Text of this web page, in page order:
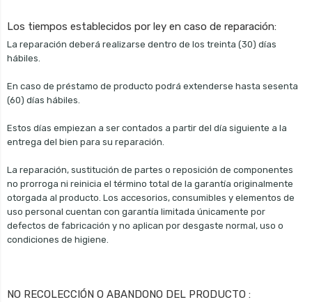
Los tiempos establecidos por ley en caso de reparación:
La reparación deberá realizarse dentro de los treinta (30) días
hábiles.
En caso de préstamo de producto podrá extenderse hasta sesenta
(60) días hábiles.
Estos días empiezan a ser contados a partir del día siguiente a la
entrega del bien para su reparación.
La reparación, sustitución de partes o reposición de componentes
no prorroga ni reinicia el término total de la garantía originalmente
otorgada al producto. Los accesorios, consumibles y elementos de
uso personal cuentan con garantía limitada únicamente por
defectos de fabricación y no aplican por desgaste normal, uso o
condiciones de higiene.
NO RECOLECCIÓN O ABANDONO DEL PRODUCTO :